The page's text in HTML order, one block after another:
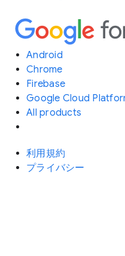
Android
Chrome
Firebase
Google Cloud
All products
利用規約
プライバシー